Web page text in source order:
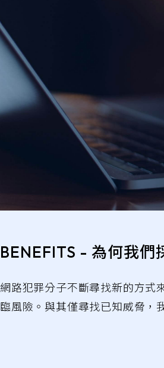
BENEFITS - 為何我們
網路犯罪分子不斷尋找新的方式
臨風險。與其僅尋找已知威脅，